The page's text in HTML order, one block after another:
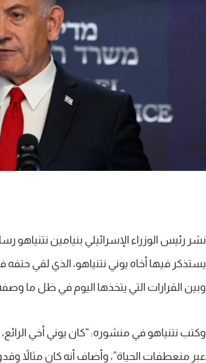
نشر رئيس الوزراء الإسرائيلي بنيامين
يستذكر فيها أخاه يوني نتنياهو، الذي لقي حتفه
وبين القرارات التي يتخذها اليوم في ظل ما
وكتب نتنياهو في منشوره: “كان يوني أخي
عبر منعطفات الحياة”، وأضاف أنه كان مثالاً